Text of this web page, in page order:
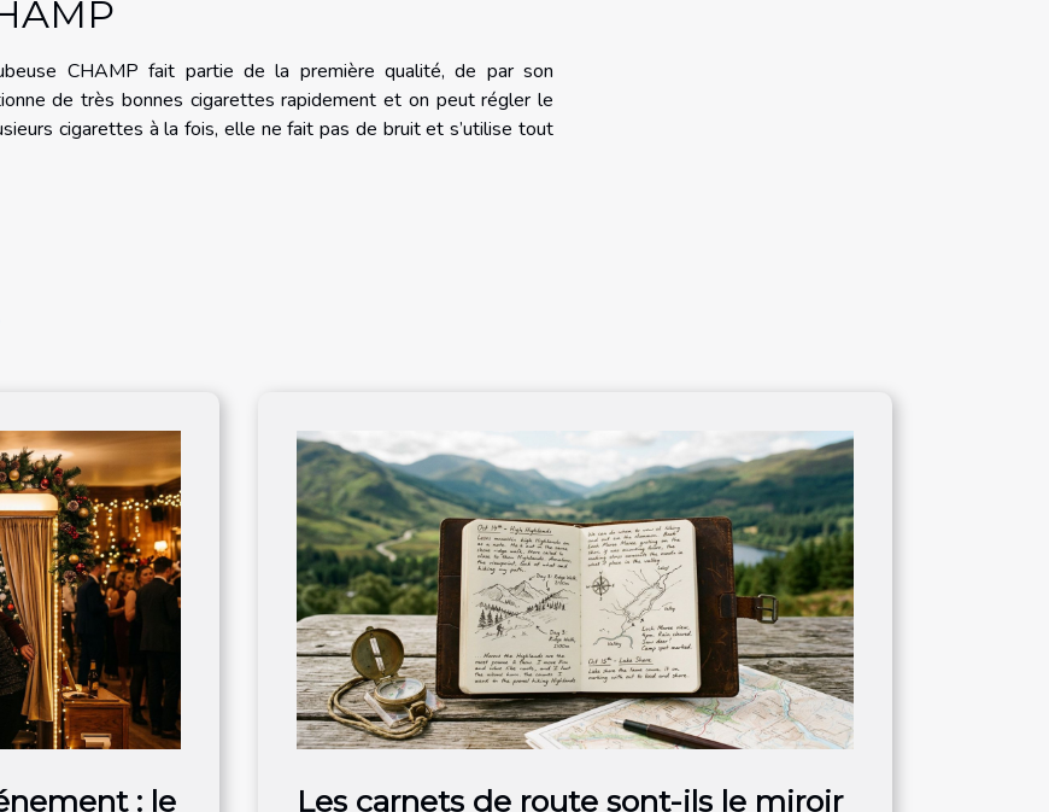
CHAMP fait partie de la première qualité, de par son
de très bonnes cigarettes rapidement et on peut régler le
cigarettes à la fois, elle ne fait pas de bruit et s’utilise tout
: le
Les carnets de route sont-ils le miroir